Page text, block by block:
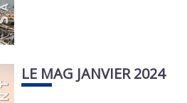
LE MAG JANVIER 2024